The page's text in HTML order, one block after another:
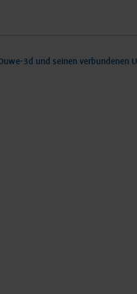
3d und seinen